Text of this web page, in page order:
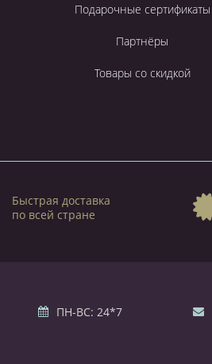
Подарочные сертификаты
Партнёры
Товары со скидкой
Быстрая доставка
по всей стране
ПН-ВС: 24*7